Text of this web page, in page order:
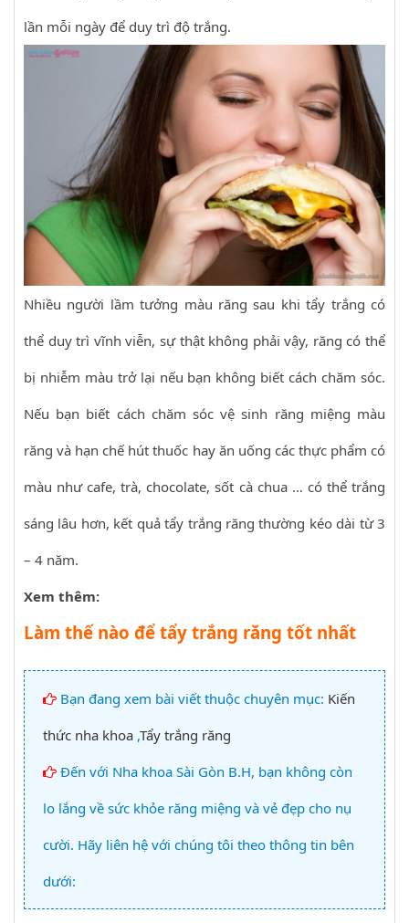
lần mỗi ngày để duy trì độ trắng.
Nhiều người lầm tưởng màu răng sau khi tẩy trắng có
thể duy trì vĩnh viễn, sự thật không phải vậy, răng có thể
bị nhiễm màu trở lại nếu bạn không biết cách chăm sóc.
Nếu bạn biết cách chăm sóc vệ sinh răng miệng màu
răng và hạn chế hút thuốc hay ăn uống các thực phẩm có
màu như cafe, trà, chocolate, sốt cà chua … có thể trắng
sáng lâu hơn, kết quả tẩy trắng răng thường kéo dài từ 3
– 4 năm.
Xem thêm:
Làm thế nào để tẩy trắng răng tốt nhất
Bạn đang xem bài viết thuộc chuyên mục: Kiến
thức nha khoa ,Tẩy trắng răng
Đến với Nha khoa Sài Gòn B.H, bạn không còn
lo lắng về sức khỏe răng miệng và vẻ đẹp cho nụ
cười. Hãy liên hệ với chúng tôi theo thông tin bên
dưới: